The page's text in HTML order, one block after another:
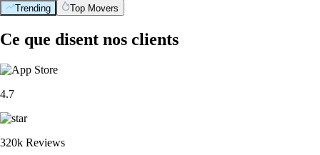
Trending Top Movers
Ce que disent nos clients
4.7
320k Reviews